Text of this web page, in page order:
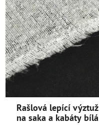
n
í
p
r
o
d
u
k
ý
p
i
s
p
r
o
d
Rašlová lepící výztuž
na saka a kabáty bílá